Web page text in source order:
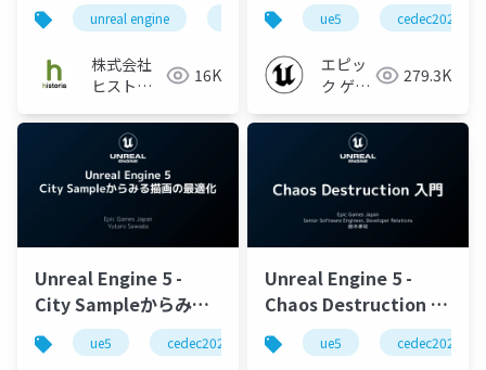
社のチームが習得する
ためには？
unreal engine historia enterprise ue5
株式会社
ヒストリ
16K
いた群衆AI制御の解説
【CEDEC 2022】
ue5 cedec2022
エピッ
ク ゲー
ャパン
279.3K
Unreal Engine 5 -
City Sampleからみる
描画の最適化【CEDEC
2022】
ue5 cedec2022 ue-rendering ue-
Unreal Engine 5 -
Chaos Destruction 入
門【CEDEC 2022】
ue5 cedec2022